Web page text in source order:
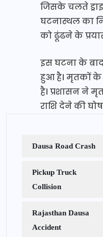
जिसके चलते
घटनास्थल का
को ढूंढने के
इस घटना के
हुआ है। मृतकों के
है। प्रशासन ने
राशि देने की
Dausa Road Crash
Pickup Truck
Collision
Rajasthan Dausa
Accident